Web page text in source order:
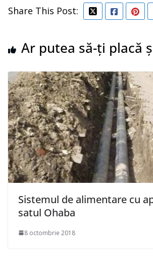
Share This Post:
Ar putea să-ți placă
Sistemul de alimentare cu
satul Ohaba
8 octombrie 2018